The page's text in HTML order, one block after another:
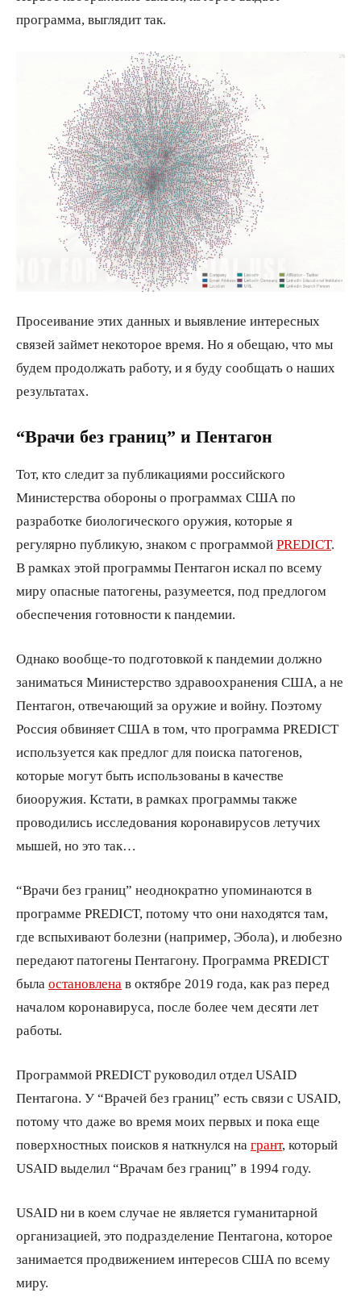
программа, выглядит так.
Просеивание этих данных и выявление интересных
связей займет некоторое время. Но я обещаю, что мы
будем продолжать работу, и я буду сообщать о наших
результатах.
“Врачи без границ” и Пентагон
Тот, кто следит за публикациями российского
Министерства обороны о программах США по
разработке биологического оружия, которые я
регулярно публикую, знаком с программой PREDICT.
В рамках этой программы Пентагон искал по всему
миру опасные патогены, разумеется, под предлогом
обеспечения готовности к пандемии.
Однако вообще-то подготовкой к пандемии должно
заниматься Министерство здравоохранения США, а не
Пентагон, отвечающий за оружие и войну. Поэтому
Россия обвиняет США в том, что программа PREDICT
используется как предлог для поиска патогенов,
которые могут быть использованы в качестве
биооружия. Кстати, в рамках программы также
проводились исследования коронавирусов летучих
мышей, но это так…
“Врачи без границ” неоднократно упоминаются в
программе PREDICT, потому что они находятся там,
где вспыхивают болезни (например, Эбола), и любезно
передают патогены Пентагону. Программа PREDICT
была остановлена в октябре 2019 года, как раз перед
началом коронавируса, после более чем десяти лет
работы.
Программой PREDICT руководил отдел USAID
Пентагона. У “Врачей без границ” есть связи с USAID,
потому что даже во время моих первых и пока еще
поверхностных поисков я наткнулся на грант, который
USAID выделил “Врачам без границ” в 1994 году.
USAID ни в коем случае не является гуманитарной
организацией, это подразделение Пентагона, которое
занимается продвижением интересов США по всему
миру.